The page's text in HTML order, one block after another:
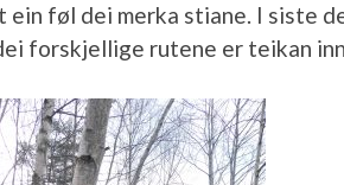
føl dei merka stiane. I siste
forskjellige rutene er teikan